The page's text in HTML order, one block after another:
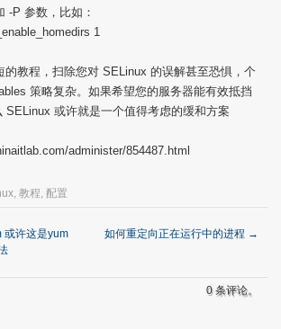
-P 参数，比如：
1
的教程，扫除您对 SELinux 的误解甚至恐惧，个
策略复杂。如果希望您的服务器能有效抵挡
SELinux 或许就是一个值得考虑的缓和方案
administer/854487.html
, 教程, 配置
或许这是yum
如何重定向正在运行中的进程 →
0 条评论。